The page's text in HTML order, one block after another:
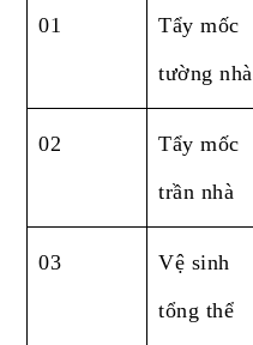
01
Tẩy mốc
tường nhà
02
Tẩy mốc
trần nhà
03
Vệ sinh
tổng thể